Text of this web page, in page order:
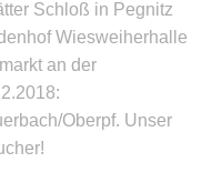
Schloß in Pegnitz
Wiesweiherhalle
an der
Oberpf. Unser